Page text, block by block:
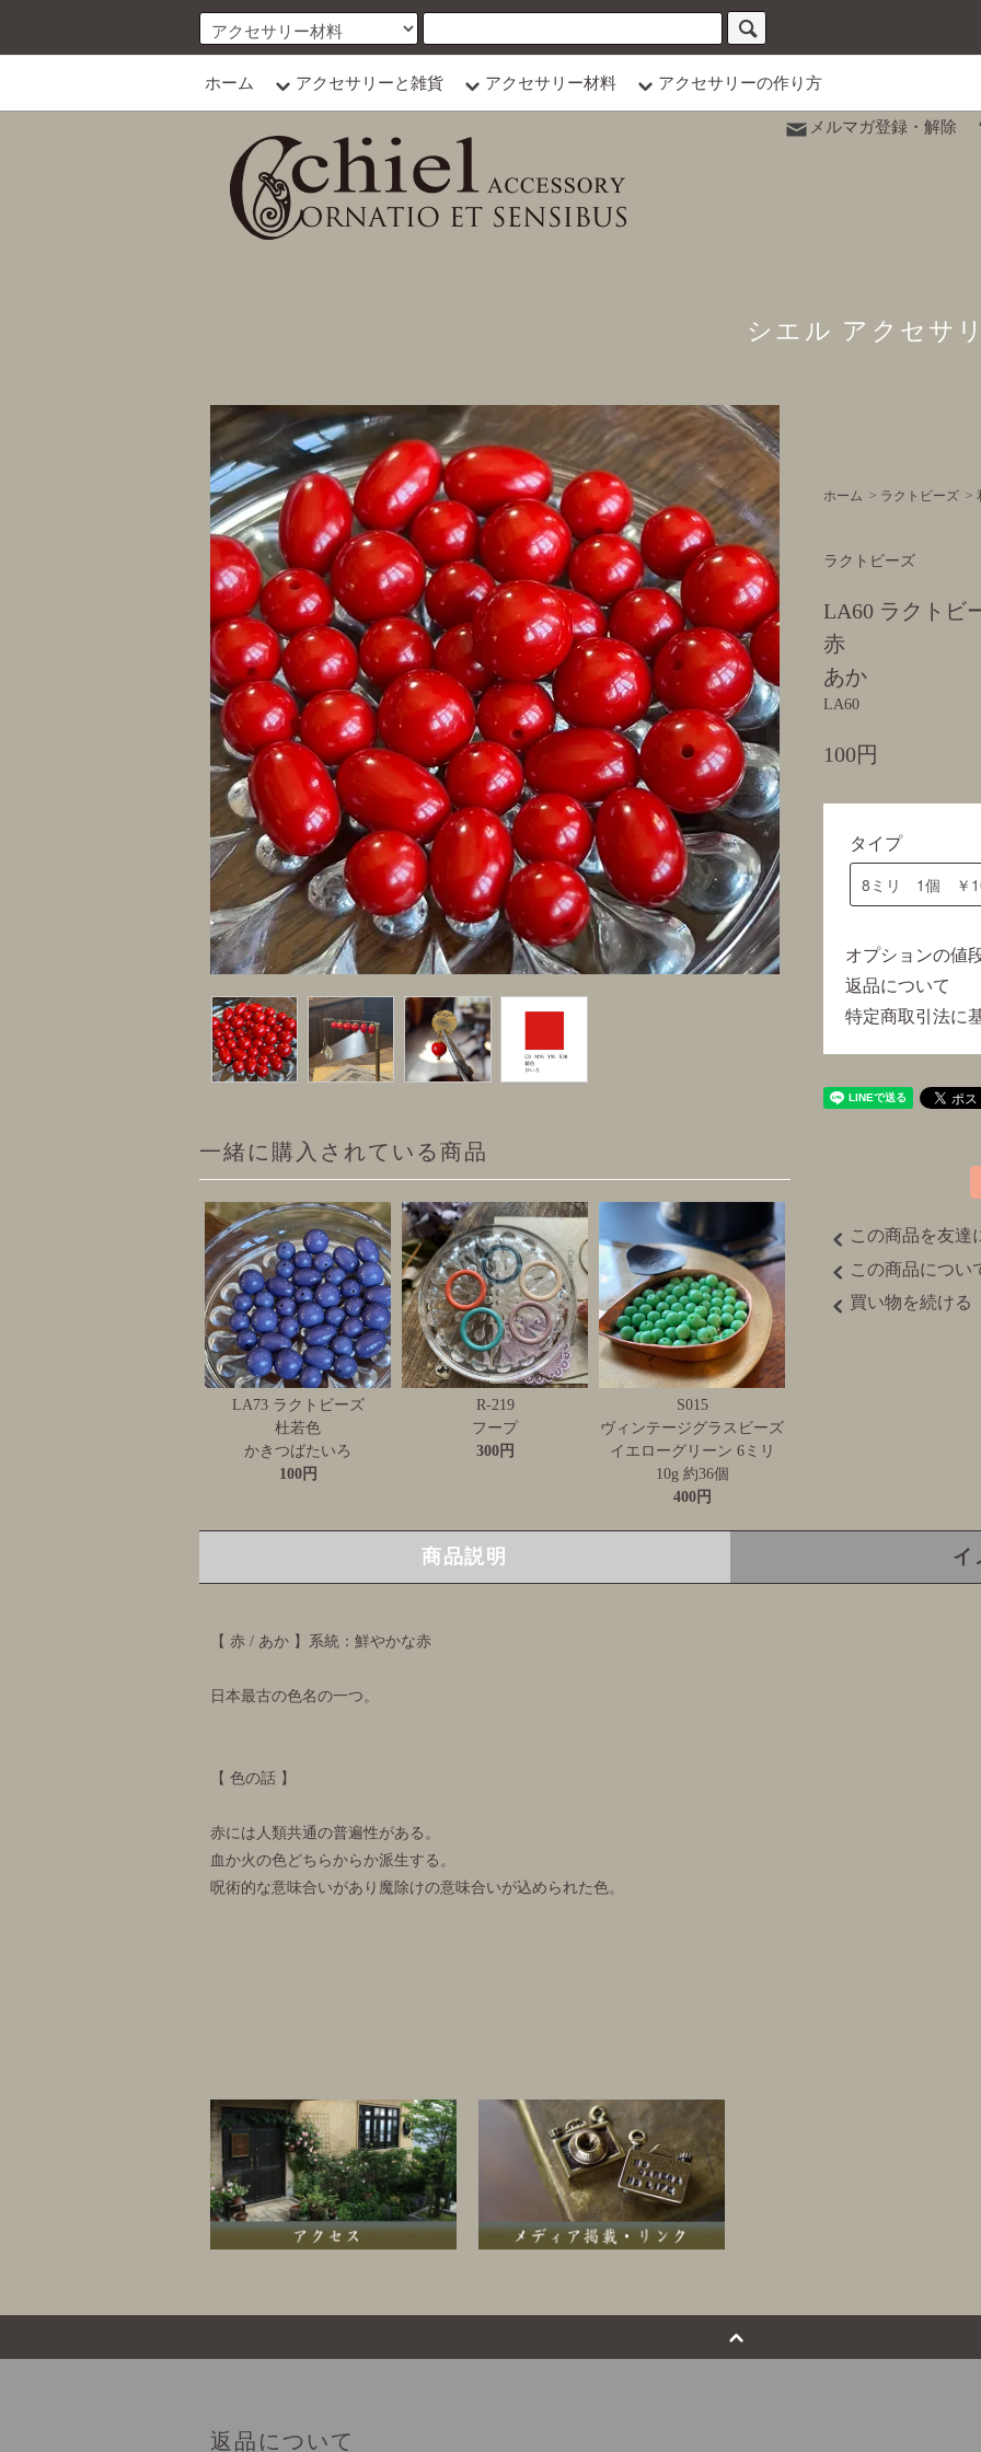
ホーム アクセサリーと雑貨 アクセサリー材料 アクセサリーの作り方
メルマガ登録・解除
シエル アクセサ
一緒に購入されている商品
LA73 ラクトビーズ
杜若色
かきつばたいろ
100円
R-219
フープ
300円
S015
ヴィンテージグラスビーズ
イエローグリーン 6ミリ
10g 約36個
400円
ホーム > ラクトビーズ >
ラクトビーズ
LA60 ラクトビ
赤
あか
LA60
100円
タイプ
オプションの値
返品について
特定商取引法に
この商品を友達
この商品につい
買い物を続ける
商品説明 イ
【 赤 / あか 】系統：鮮やかな赤
日本最古の色名の一つ。
【 色の話 】
赤には人類共通の普遍性がある。
血か火の色どちらからか派生する。
呪術的な意味合いがあり魔除けの意味合いが込められた色。
返品について